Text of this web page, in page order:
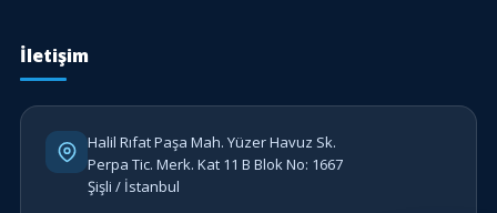
İletişim
Halil Rıfat Paşa Mah. Yüzer Havuz Sk.
Perpa Tic. Merk. Kat 11 B Blok No: 1667
Şişli / İstanbul